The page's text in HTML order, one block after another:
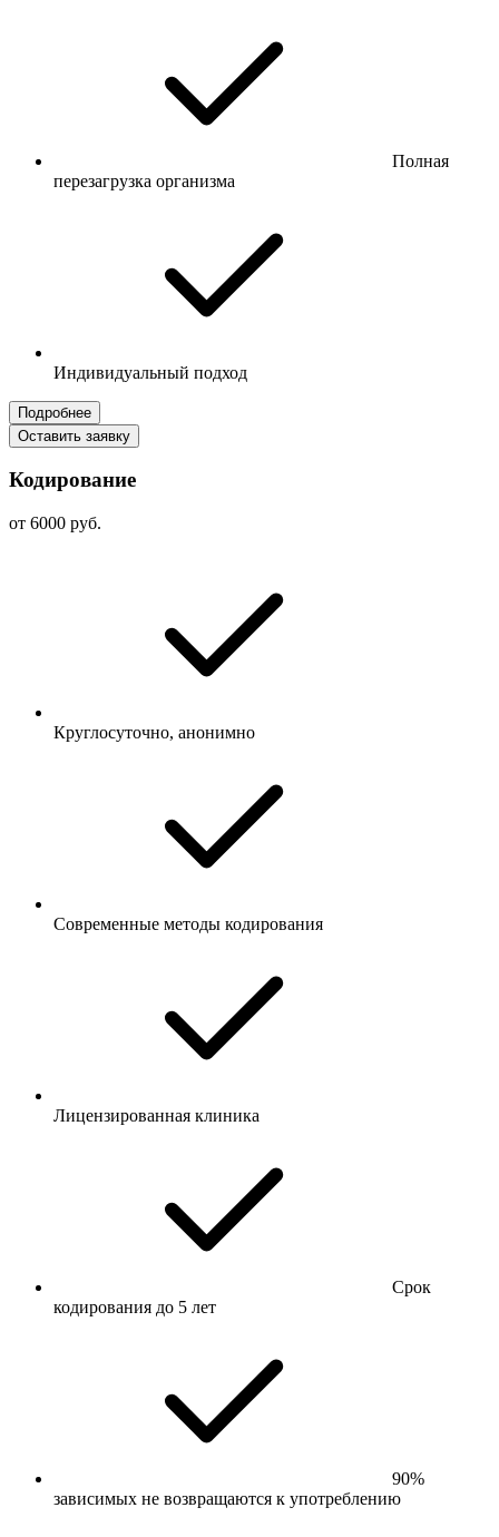
Полная
перезагрузка организма
Индивидуальный подход
Подробнее
Оставить заявку
Кодирование
от 6000 руб.
Круглосуточно, анонимно
Современные методы кодирования
Лицензированная клиника
Срок
кодирования до 5 лет
90%
зависимых не возвращаются к употреблению